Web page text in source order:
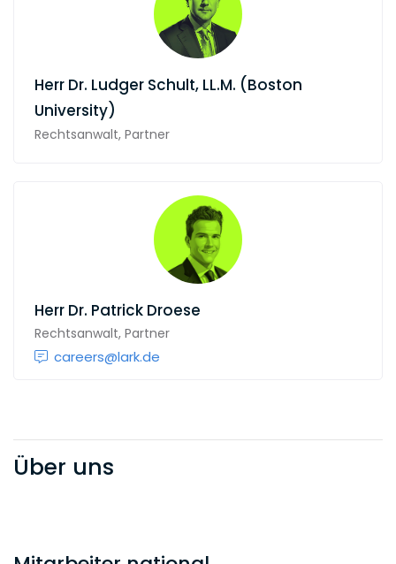
Herr Dr. Ludger Schult, LL.M. (Boston
University)
Rechtsanwalt, Partner
Herr Dr. Patrick Droese
Rechtsanwalt, Partner
careers@lark.de
Über uns